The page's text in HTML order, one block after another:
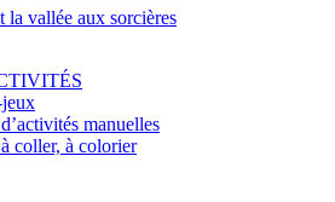
la vallée aux sorcières
manuelles
coller, à colorier